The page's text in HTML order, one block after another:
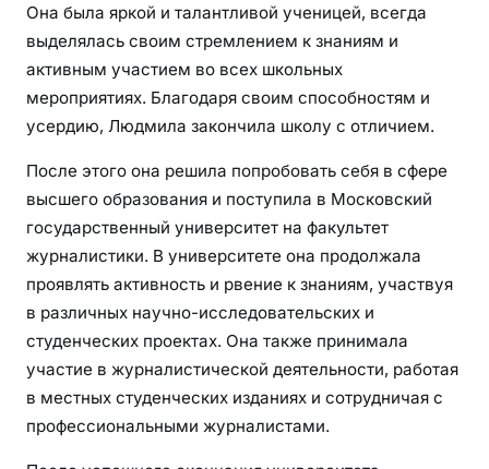
Она была яркой и талантливой ученицей, всегда
выделялась своим стремлением к знаниям и
активным участием во всех школьных
мероприятиях. Благодаря своим способностям и
усердию, Людмила закончила школу с отличием.
После этого она решила попробовать себя в сфере
высшего образования и поступила в Московский
государственный университет на факультет
журналистики. В университете она продолжала
проявлять активность и рвение к знаниям, участвуя
в различных научно-исследовательских и
студенческих проектах. Она также принимала
участие в журналистической деятельности, работая
в местных студенческих изданиях и сотрудничая с
профессиональными журналистами.